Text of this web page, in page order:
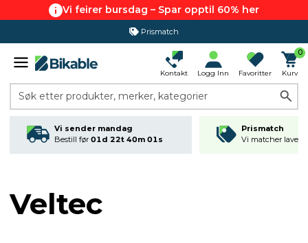
Vi feirer bursdag – Spar opptil 60% her
Prismatch
Kontakt Logg Inn Favoritter
0
Kurv
Søk etter produkter, merker, kategorier
Vi sender mandag
Bestill før 01d 22t 40m 01s
Prismatch
Vi matcher
Veltec